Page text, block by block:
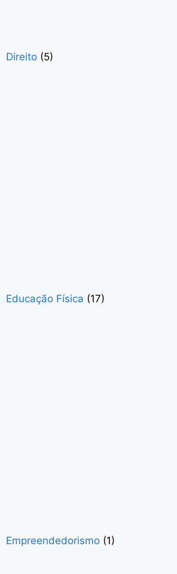
Direito (5)
Educação Física (17)
Empreendedorismo (1)